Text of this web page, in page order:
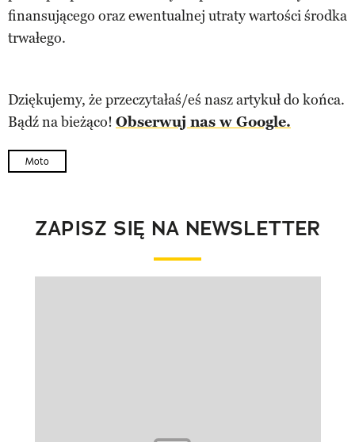
finansującego oraz ewentualnej utraty wartości środka
trwałego.
Dziękujemy, że przeczytałaś/eś nasz artykuł do końca.
Bądź na bieżąco! Obserwuj nas w Google.
Moto
ZAPISZ SIĘ NA NEWSLETTER